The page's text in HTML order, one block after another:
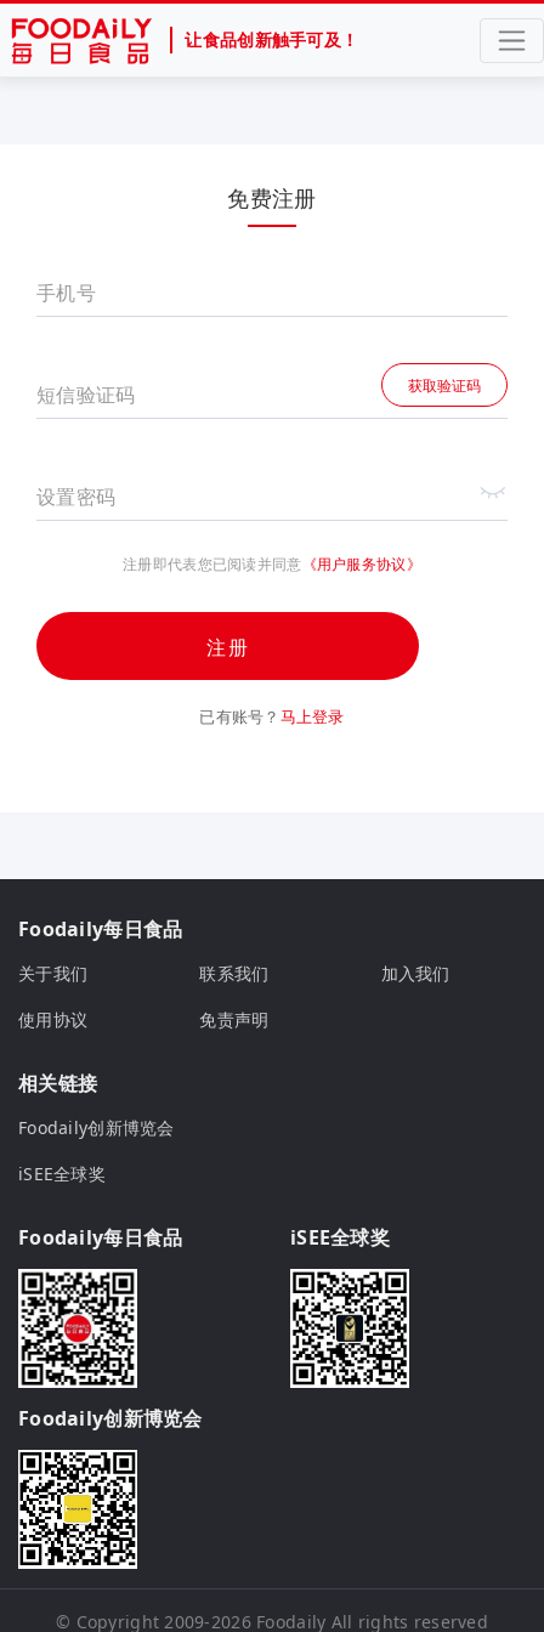
让食品创新触手可及！
免费注册
手机号
短信验证码 获取验证码
设置密码
注册即代表您已阅读并同意 《用户服务协议》
注册
已有账号？ 马上登录
Foodaily每日食品
关于我们 联系我们
加入我们
使用协议
免责声明
相关链接
Foodaily创新博览会
iSEE全球奖
Foodaily每日食品 iSEE全球奖
Foodaily创新博览会
© Copyright 2009-2026 Foodaily All rights reserved